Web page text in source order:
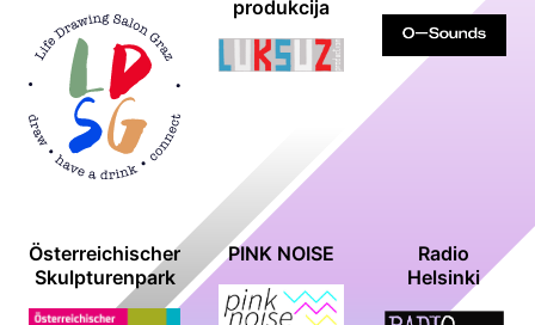
produkcija
Österreichischer
Skulpturenpark
PINK NOISE
Radio
Helsinki